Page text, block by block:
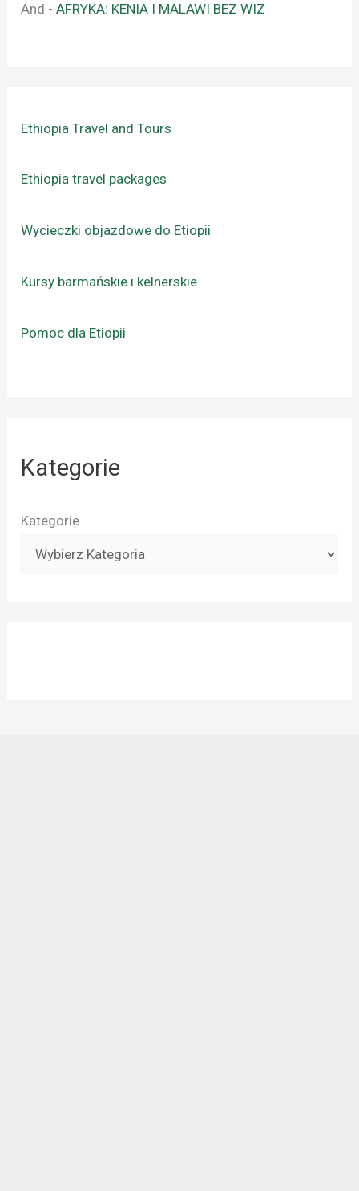
And -AFRYKA: KENIA I MALAWI BEZ WIZ
Ethiopia Travel and Tours
Ethiopia travel packages
Wycieczki objazdowe do Etiopii
Kursy barmańskie i kelnerskie
Pomoc dla Etiopii
Kategorie
Kategorie